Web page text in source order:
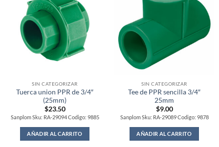
SIN CATEGORIZAR
Tuerca union PPR de 3/4″
(25mm)
$23.50
Sanplom Sku: RA-29094 Codigo: 9885
AÑADIR AL CARRITO
SIN CATEGORIZAR
Tee de PPR sencilla 3/4″
25mm
$9.00
Sanplom Sku: RA-29089 Codigo: 9878
AÑADIR AL CARRITO